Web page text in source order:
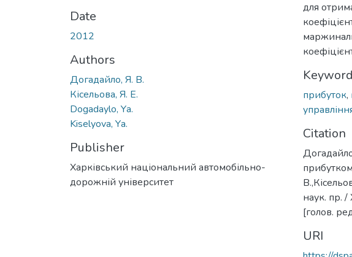
Date
2012
Authors
Догадайло, Я. В.
Кісельова, Я. Е.
Dogadaylo, Yа.
Kiselyova, Yа.
Publisher
Харківський національний автомобільно-
дорожній університет
для
прибуток,
Citation
наук. пр.
[голов.
URI